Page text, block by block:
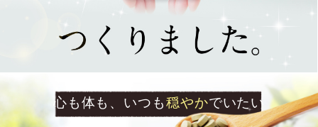
心も体も、いつも穏やかでいたい